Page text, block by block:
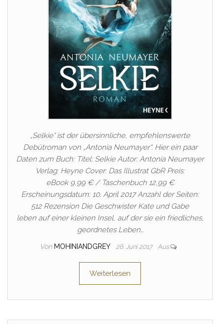
„Selkie“ ist der übersinnliche, empfehlenswerte
Debütroman von „Antonia Neumayer“. Hier ein paar
Daten zum Buch: Titel: Selkie Autor: Antonia Neumayer
Verlag: Heyne Cover: Das Illustrat GbR Preis:
eBook 9,99 € / Taschenbuch 12,99 €
Erscheinungsdatum: 10. April 2017 Anzahl der Seiten:
512 Rezension Die Geschwister Kate und Gabe
leben auf einer kleinen Insel, auf der sie ein friedliches,
geordnetes Leben…
Von MOHINIANDGREY 26. Juni 2017 Aus
Weiterlesen